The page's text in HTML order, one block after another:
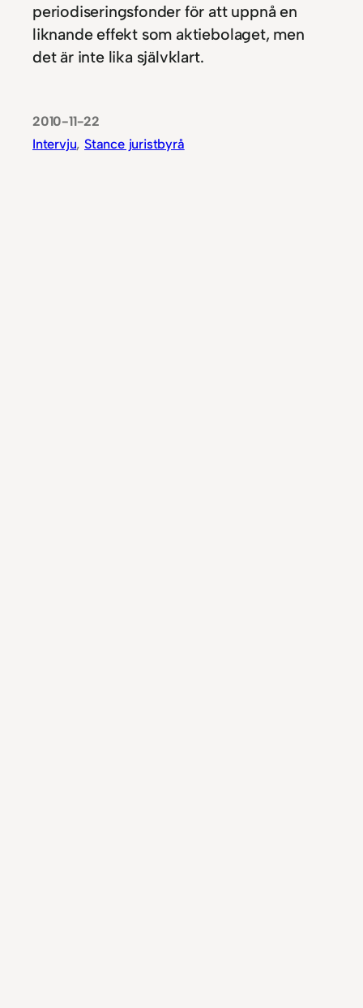
periodiseringsfonder för att uppnå en
liknande effekt som aktiebolaget, men
det är inte lika självklart.
2010-11-22
Intervju, Stance juristbyrå